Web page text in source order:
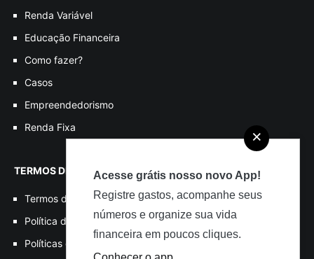
Renda Variável
Educação Financeira
Como fazer?
Casos
Empreendedorismo
Renda Fixa
TERMOS DE USO
Termos de Uso
Política de Privacidade
Políticas de Cookies
×
Acesse grátis nosso novo App!
Registre gastos, acompanhe seus
números e organize sua vida
financeira em poucos cliques.